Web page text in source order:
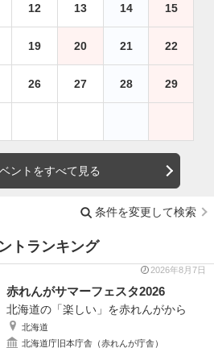
12 13 14 15
19 20 21 22
26 27 28 29
ントをすべて見る
条件を変更して検索
トランキング
2026年8月7日
赤れんがサマーフェスタ2026
北海道の「楽しい」を赤れんがから
北海道
北海道庁旧本庁舎（赤れんが庁舎）